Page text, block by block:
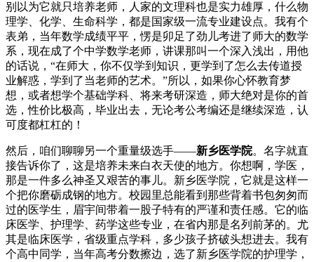
别以为它就只培养老师，人家的文理科也是实力雄厚，什么物
理学、化学、生命科学，都是国家级一流专业建设点。我有个
表弟，当年数学成绩平平，愣是卯足了劲儿考进了师大的数学
系，现在成了个中学数学老师，讲课那叫一个深入浅出，用他
的话说，“在师大，你不仅学到知识，更学到了怎么去传道授
业解惑，学到了当老师的艺术。”所以，如果你心怀教育梦
想，或者想学个基础学科、将来考研深造，师大绝对是你的首
选，性价比极高，毕业出去，无论考公考编还是继续深造，认
可度都杠杠的！
然后，咱们聊聊另一个重量级选手——新乡医学院。名字就直
接告诉你了，这是培养未来白衣天使的地方。你想啊，学医，
那是一件多么神圣又艰苦的事儿。新乡医学院，它就是这样一
个把你磨砺成钢的地方。校园里总能看到那些背着书包匆匆而
过的医学生，眉宇间带着一股子特有的严谨和责任感。它的临
床医学、护理学、药学这些专业，在省内那是名列前茅的。尤
其是临床医学，省级重点学科，多少孩子挤破头想进去。我有
个高中同学，当年高考分数擦边，选了新乡医学院的护理学，